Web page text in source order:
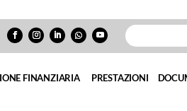
FINANZIARIA PRESTAZIONI